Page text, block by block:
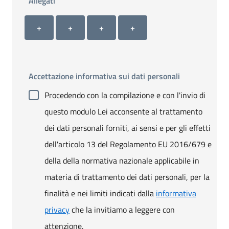
Allegato 1
+
Allegato 2
+
Allegato 3
+
Allegato 4
+
Accettazione informativa sui dati personali
Procedendo con la compilazione e con l'invio di
questo modulo Lei acconsente al trattamento
dei dati personali forniti, ai sensi e per gli effetti
dell'articolo 13 del Regolamento EU 2016/679 e
della della normativa nazionale applicabile in
materia di trattamento dei dati personali, per la
finalità e nei limiti indicati dalla informativa
privacyche la invitiamo a leggere con
attenzione.